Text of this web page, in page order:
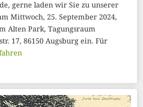
gerne laden wir Sie zu unserer
Mittwoch, 25. September 2024,
Alten Park, Tagungsraum
17, 86150 Augsburg ein. Für